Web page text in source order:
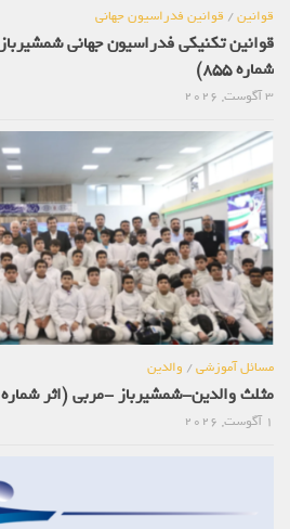
قوانین/ قوانین فدراسیون جهانی
شماره 855)
3 آگوست, 2026
مسائل آموزشی/ والدین
مثلث والدین-شمشیرباز -مربی (اثر شماره 854)
1 آگوست, 2026